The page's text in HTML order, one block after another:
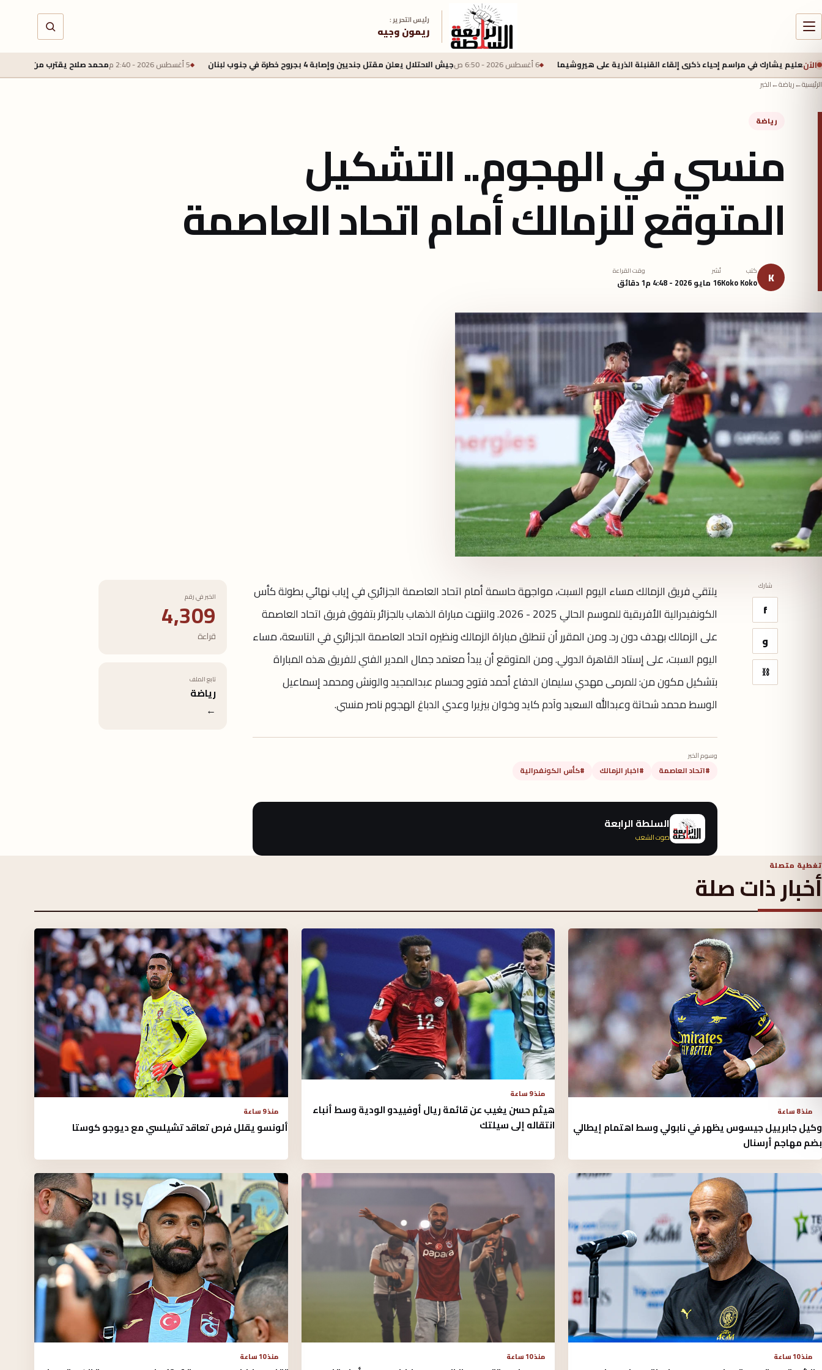
رئيس التحرير :
ريمون وجيه
الآنفي مراسم إحياء ذكرى إلقاء القنبلة الذرية على هيروشيما 6 أغسطس 2026 - 6:50 ص جيش الاحتلال يعلن مقتل جنديين وإصابة 4 بجروح خطرة في جنوب لبنان 5 أغسطس 2026 - 2:40 م محمد صلاح يقترب من طرابزون سبور بعقد لمدة
الرئيسية←رياضة←الخبر
رياضة
منسي في الهجوم.. التشكيل
المتوقع للزمالك أمام اتحاد العاصمة
K كتب
Koko Koko
نُشر
16 مايو 2026 - 4:48 م
وقت القراءة
1 دقائق
شارك
f
و
⛓
يلتقي فريق الزمالك مساء اليوم السبت، مواجهة حاسمة أمام اتحاد العاصمة الجزائري في إياب نهائي بطولة كأس
الكونفيدرالية الأفريقية للموسم الحالي 2025 - 2026. وانتهت مباراة الذهاب بالجزائر بتفوق فريق اتحاد العاصمة
على الزمالك بهدف دون رد. ومن المقرر أن تنطلق مباراة الزمالك ونظيره اتحاد العاصمة الجزائري في التاسعة، مساء
اليوم السبت، على إستاد القاهرة الدولي. ومن المتوقع أن يبدأ معتمد جمال المدير الفني للفريق هذه المباراة
بتشكيل مكون من: للمرمى مهدي سليمان الدفاع أحمد فتوح وحسام عبدالمجيد والونش ومحمد إسماعيل
الوسط محمد شحاتة وعبدالله السعيد وآدم كايد وخوان بيزيرا وعدي الدباغ الهجوم ناصر منسي.
وسوم الخبر
#اتحاد العاصمة #اخبار الزمالك #كأس الكونفدرالية
السلطة الرابعة
صوت الشعب
الخبر في رقم
4,309
قراءة
تابع الملف
رياضة
←
تغطية متصلة
أخبار ذات صلة
منذ 8 ساعة
وكيل جابرييل جيسوس يظهر في نابولي وسط اهتمام إيطالي
بضم مهاجم أرسنال
منذ 9 ساعة
هيثم حسن يغيب عن قائمة ريال أوفييدو الودية وسط أنباء
انتقاله إلى سيلتك
منذ 9 ساعة
ألونسو يقلل فرص تعاقد تشيلسي مع ديوجو كوستا
منذ 10 ساعة منذ 10 ساعة منذ 10 ساعة